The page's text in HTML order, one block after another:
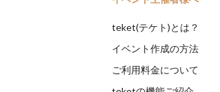
teket(テケト)とは？
イベント作成の方法
ご利用料金について